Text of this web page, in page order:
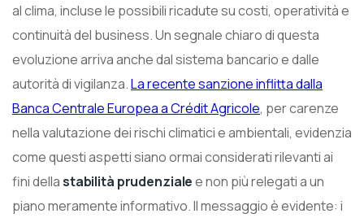
al clima, incluse le possibili ricadute su costi, operatività e
continuità del business. Un segnale chiaro di questa
evoluzione arriva anche dal sistema bancario e dalle
autorità di vigilanza.La recente sanzione inflitta dalla
Banca Centrale Europea a Crédit Agricole, per carenze
nella valutazione dei rischi climatici e ambientali, evidenzia
come questi aspetti siano ormai considerati rilevanti ai
fini dellastabilità prudenzialee non più relegati a un
piano meramente informativo. Il messaggio è evidente: i